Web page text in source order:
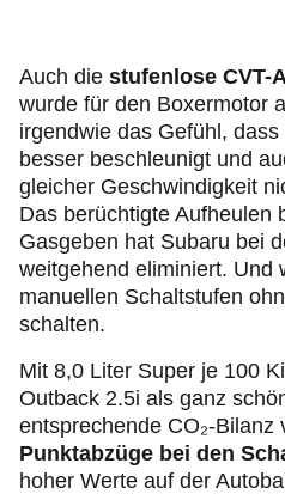
Auch die stufenlose CVT-
wurde für den Boxermotor
irgendwie das Gefühl,
besser beschleunigt und
gleicher Geschwindigkeit
Das berüchtigte Aufheulen
Gasgeben hat Subaru bei
weitgehend eliminiert. Und
manuellen Schaltstufen
schalten.
Mit 8,0 Liter Super je 100
Outback 2.5i als ganz
entsprechende CO₂-Bilanz
Punktabzüge bei den
hoher Werte auf der